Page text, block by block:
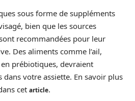
sous forme de suppléments
bien que les sources
recommandées pour leur
Des aliments comme l’ail,
prébiotiques, devraient
votre assiette. En savoir plus
cet article.